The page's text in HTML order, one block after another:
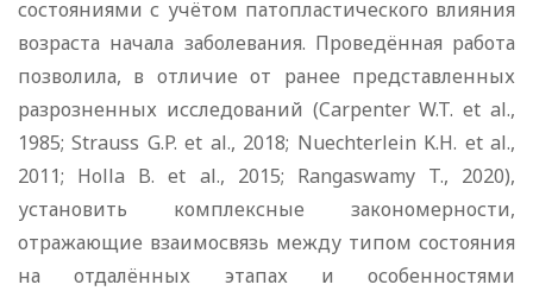
состояниями с учётом патопластического влияния
возраста начала заболевания. Проведённая работа
позволила, в отличие от ранее представленных
разрозненных исследований (Carpenter W.T. et al.,
1985; Strauss G.P. et al., 2018; Nuechterlein K.H. et al.,
2011; Holla B. et al., 2015; Rangaswamy T., 2020),
установить комплексные закономерности,
отражающие взаимосвязь между типом состояния
на отдалённых этапах и особенностями